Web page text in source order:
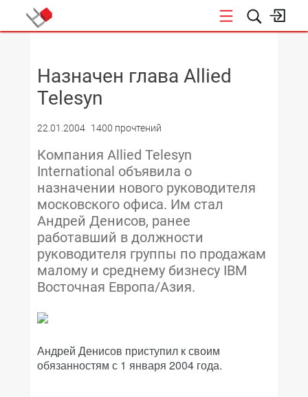
Назначен глава Allied
Telesyn
22.01.2004 1400 прочтений
Компания Allied Telesyn
International объявила о
назначении нового руководителя
московского офиса. Им стал
Андрей Денисов, ранее
работавший в должности
руководителя группы по продажам
малому и среднему бизнесу IBM
Восточная Европа/Азия.
Андрей Денисов приступил к своим
обязанностям с 1 января 2004 года.